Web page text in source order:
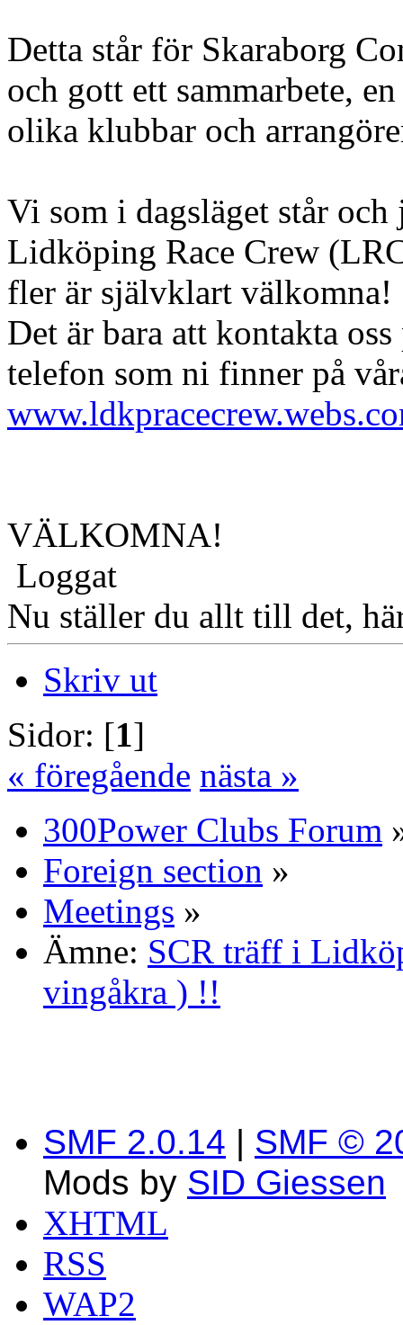
Detta står för Skaraborg
och gott ett sammarbete,
olika klubbar och
Vi som i dagsläget står
Lidköping Race Crew
fler är självklart välkomna!
Det är bara att kontakta
telefon som ni finner på
VÄLKOMNA!
Loggat
Nu ställer du allt till det,
Skriv ut
Sidor: [1]
« föregående nästa »
300Power Clubs Forum
Foreign section »
Meetings »
Ämne: SCR träff i
vingåkra ) !!
SMF 2.0.14 | SMF ©
Mods by SID Giessen
XHTML
RSS
WAP2